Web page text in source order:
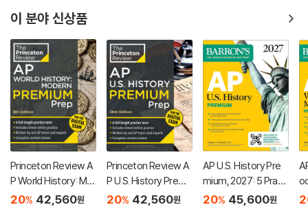
이 분야 신상품
Princeton Review A
P World History: Mo
dern Premium Prep,
20% 42,560원
Princeton Review A
P U.S. History Premi
um Prep, 26th Editio
20% 42,560원
AP U.S. History Pre
mium, 2027: 5 Practi
ce Tests + Compre
20% 45,600원